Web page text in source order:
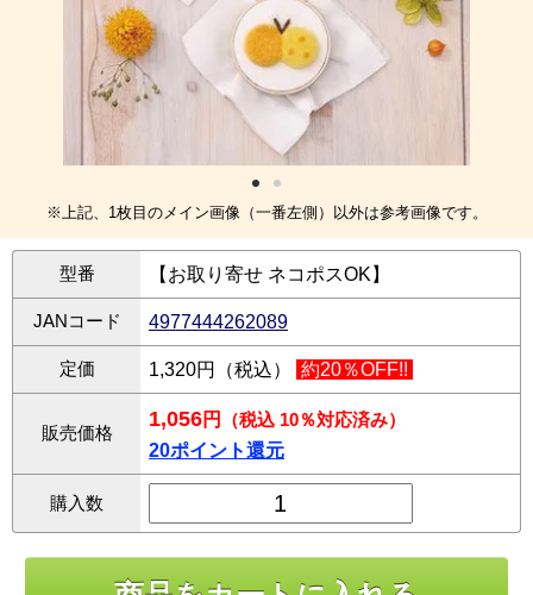
※上記、1枚目のメイン画像（一番左側）以外は参考画像です。
型番 【お取り寄せ ネコポスOK】
JANコード 4977444262089
定価 1,320円（税込） 約20％OFF!!
販売価格
1,056円
（税込 10％対応済み）
20ポイント還元
購入数